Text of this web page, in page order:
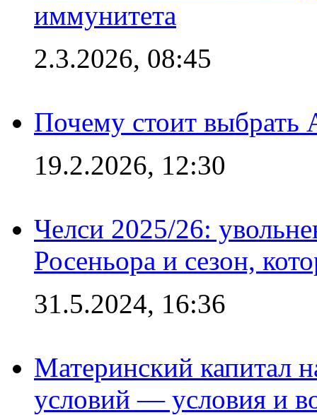
иммунитета
2.3.2026, 08:45
Почему стоит выбрать
19.2.2026, 12:30
Челси 2025/26:
Росеньора и сезон,
31.5.2024, 16:36
Материнский капитал
условий — условия и